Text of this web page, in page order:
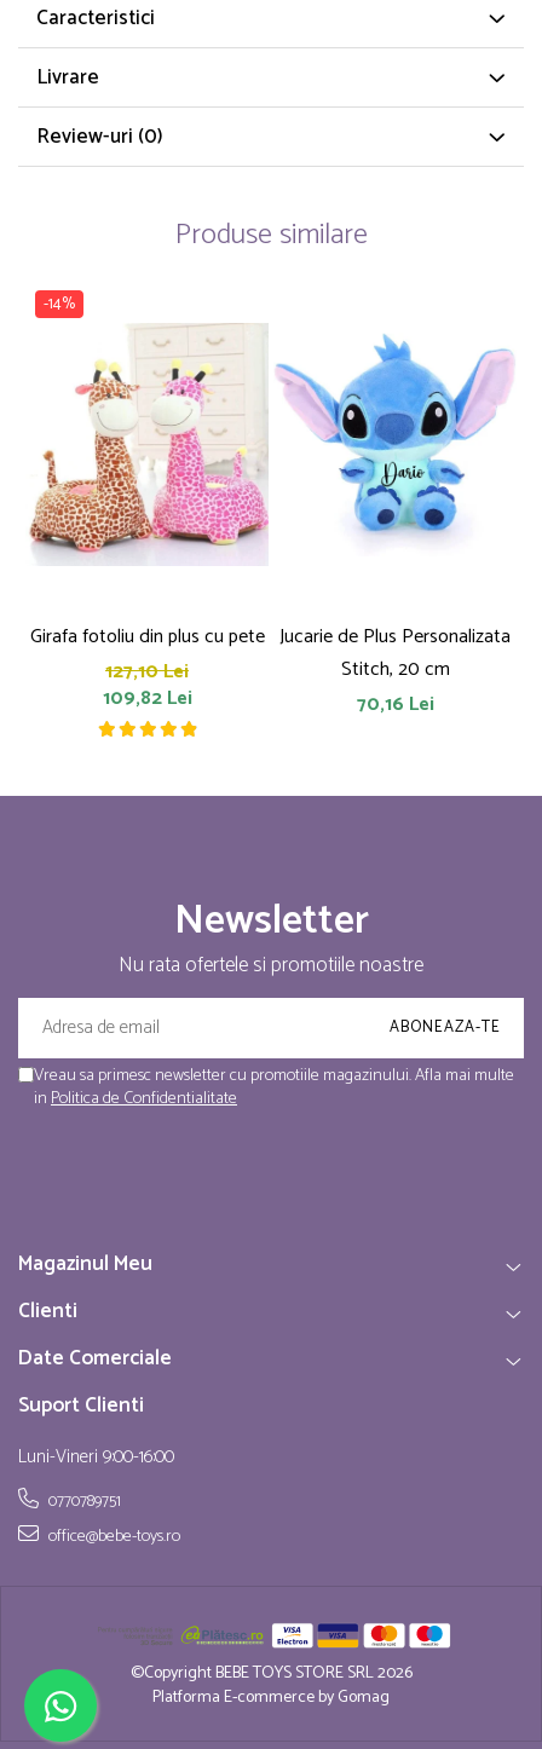
Caracteristici
Livrare
Review-uri (0)
Produse similare
-14%
Girafa fotoliu din plus cu pete
127,10 Lei
109,82 Lei
Jucarie de Plus Personalizata
Stitch, 20 cm
70,16 Lei
Newsletter
Nu rata ofertele si promotiile noastre
Vreau sa primesc newsletter cu promotiile magazinului. Afla mai multe
inPolitica de Confidentialitate
Magazinul Meu
Clienti
Date Comerciale
Suport Clienti
Luni-Vineri 9:00-16:00
0770789751
office@bebe-toys.ro
©Copyright BEBE TOYS STORE SRL 2026
Platforma E-commerce by Gomag